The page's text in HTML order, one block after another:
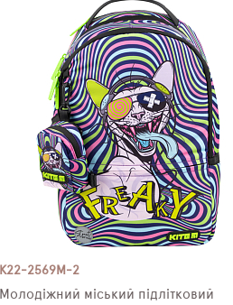
K22-2569M-2
Молодіжний міський підлітковий